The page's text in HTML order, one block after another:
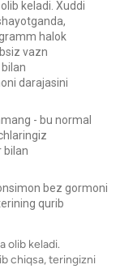
keladi. Xuddi
halok
vazn
darajasini
- bu normal
bilan
bez gormoni
qurib
olib keladi.
chiqsa, teringizni